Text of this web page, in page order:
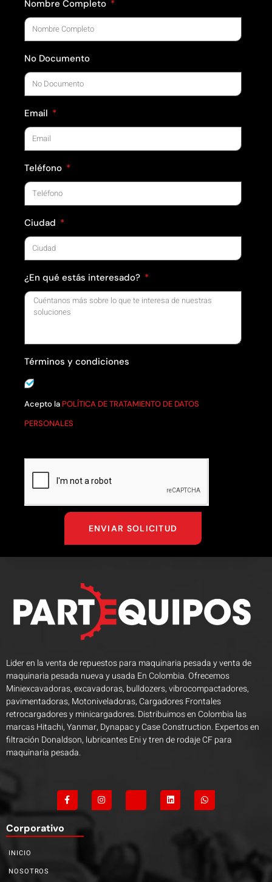
Nombre Completo
No Documento
Email
Teléfono
Ciudad
¿En qué estás interesado?
Términos y condiciones
Acepto la POLÍTICA DE TRATAMIENTO DE DATOS
PERSONALES
ENVIAR SOLICITUD
Lider en la venta de repuestos para maquinaria pesada y venta de
maquinaria pesada nueva y usada En Colombia. Ofrecemos
Miniexcavadoras, excavadoras, bulldozers, vibrocompactadores,
pavimentadoras, Motoniveladoras, Cargadores Frontales
retrocargadores y minicargadores. Distribuimos en Colombia las
marcas Hitachi, Yanmar, Dynapac y Case Construction. Expertos en
filtración Donaldson, lubricantes Eni y tren de rodaje CF para
maquinaria pesada.
Corporativo
INICIO
NOSOTROS